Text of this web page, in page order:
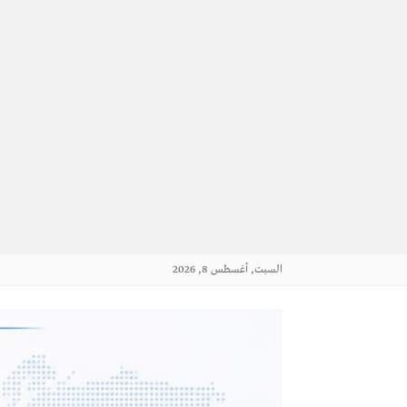
السبت, أغسطس 8, 2026